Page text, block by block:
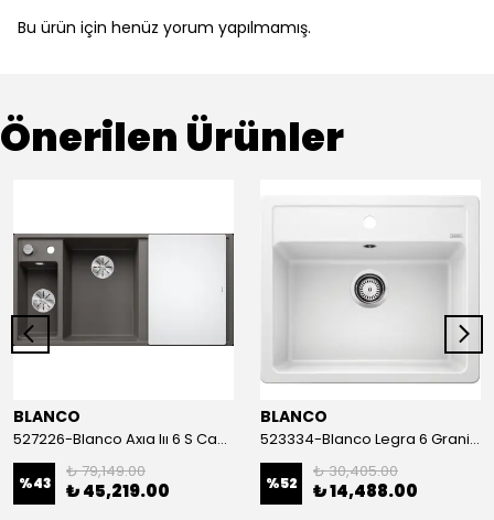
Bu ürün için henüz yorum yapılmamış.
Önerilen Ürünler
BLANCO
527226-Blanco Axıa Iıı 6 S Cam Kesme Tahtalı Volcano Gri Sağ Damlalıklı Granit Eviye
%43
₺ 79,149.00
₺ 45,219.00
BLANCO
523334-Blanco Legra 6 Granit Eviye Beyaz
%52
₺ 30,405.00
₺ 14,488.00